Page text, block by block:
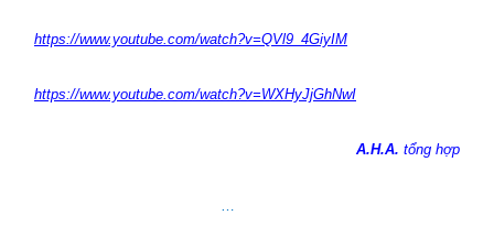
https://www.youtube.com/watch?v=QVl9_4GiyIM
https://www.youtube.com/watch?v=WXHyJjGhNwI
A.H.A. tổng hợp